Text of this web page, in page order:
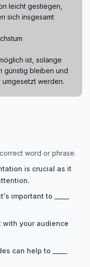
leicht gestiegen,
sich insgesamt
ist, solange
günstig bleiben und
werden.
word or phrase.
is crucial as it
important to _____
with your audience
can help to _____